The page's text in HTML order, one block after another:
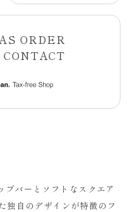
ORDER
バーとソフトなスクエア
独自のデザインが特徴のフ